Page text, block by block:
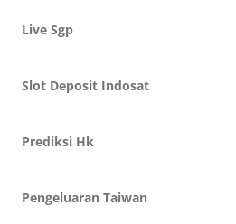
Live Sgp
Slot Deposit Indosat
Prediksi Hk
Pengeluaran Taiwan